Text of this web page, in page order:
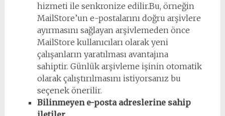
hizmeti ile senkronize edilir.Bu, örneğin
MailStore’un e-postalarını doğru arşivlere
ayırmasını sağlayan arşivlemeden önce
MailStore kullanıcıları olarak yeni
çalışanların yaratılması avantajına
sahiptir. Günlük arşivleme işinin otomatik
olarak çalıştırılmasını istiyorsanız bu
seçenek önerilir.
Bilinmeyen e-posta adreslerine sahip